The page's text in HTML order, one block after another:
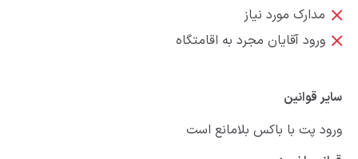
مدارک مورد نیاز
ورود آقایان مجرد به اقامتگاه
سایر قوانین
ورود پت با باکس بلامانع است